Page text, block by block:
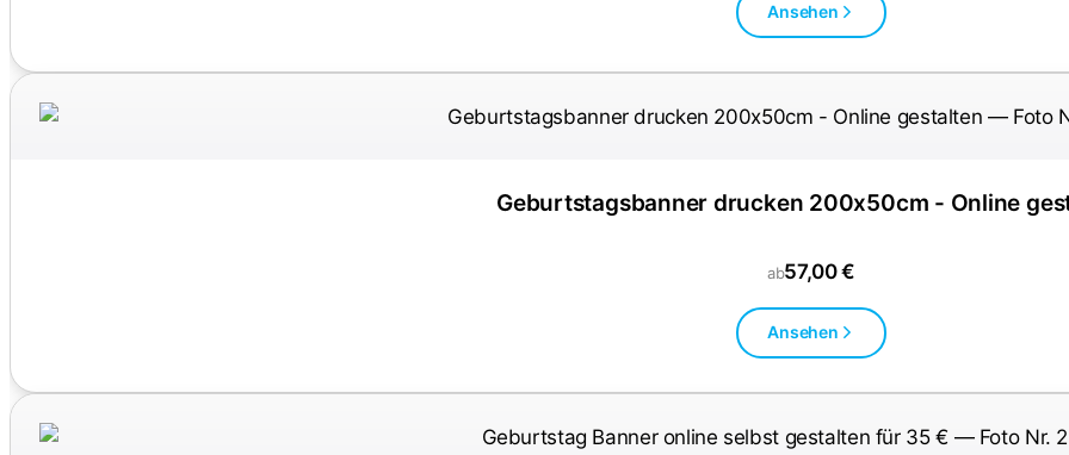
Ansehen
Geburtstagsbanner drucken 200x50cm - Online
ab57,00 €
Ansehen